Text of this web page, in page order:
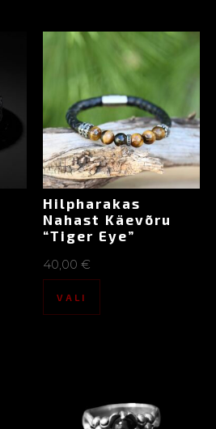
Hilpharakas
Nahast Käevõru
“Tiger Eye”
40,00 €
VALI